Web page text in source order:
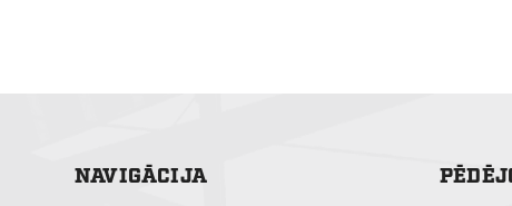
NAVIGĀCIJA